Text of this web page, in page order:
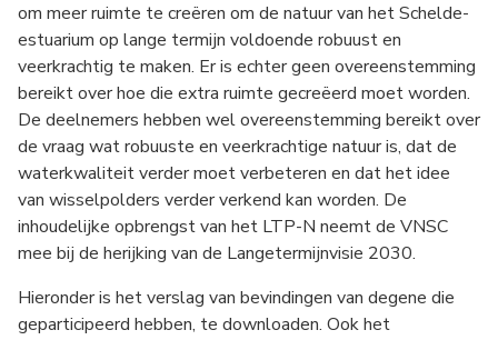
om meer ruimte te creëren om de natuur van het Schelde-
estuarium op lange termijn voldoende robuust en
veerkrachtig te maken. Er is echter geen overeenstemming
bereikt over hoe die extra ruimte gecreëerd moet worden.
De deelnemers hebben wel overeenstemming bereikt over
de vraag wat robuuste en veerkrachtige natuur is, dat de
waterkwaliteit verder moet verbeteren en dat het idee
van wisselpolders verder verkend kan worden. De
inhoudelijke opbrengst van het LTP-N neemt de VNSC
mee bij de herijking van de Langetermijnvisie 2030.
Hieronder is het verslag van bevindingen van degene die
geparticipeerd hebben, te downloaden. Ook het